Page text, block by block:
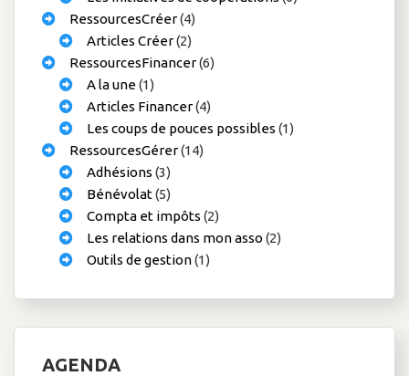
RessourcesCréer(4)
Articles Créer(2)
RessourcesFinancer(6)
A la une(1)
Articles Financer(4)
Les coups de pouces possibles (1)
RessourcesGérer(14)
Adhésions (3)
Bénévolat(5)
Compta et impôts (2)
Les relations dans mon asso (2)
Outils de gestion(1)
AGENDA